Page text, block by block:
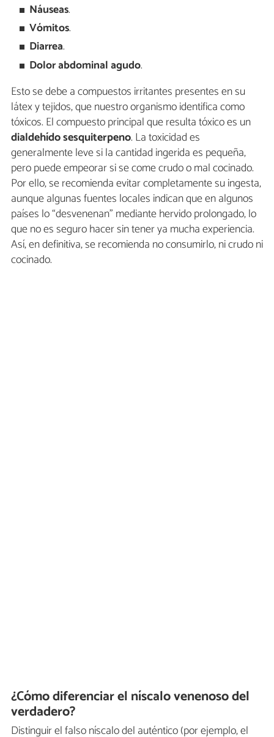
Náuseas.
Vómitos.
Diarrea.
Dolor abdominal agudo.
Esto se debe a compuestos irritantes presentes en su
látex y tejidos, que nuestro organismo identifica como
tóxicos. El compuesto principal que resulta tóxico es un
dialdehído sesquiterpeno. La toxicidad es
generalmente leve si la cantidad ingerida es pequeña,
pero puede empeorar si se come crudo o mal cocinado.
Por ello, se recomienda evitar completamente su ingesta,
aunque algunas fuentes locales indican que en algunos
países lo “desvenenan” mediante hervido prolongado, lo
que no es seguro hacer sin tener ya mucha experiencia.
Así, en definitiva, se recomienda no consumirlo, ni crudo ni
cocinado.
¿Cómo diferenciar el níscalo venenoso del
verdadero?
Distinguir el falso níscalo del auténtico (por ejemplo, el